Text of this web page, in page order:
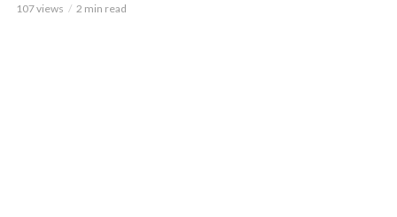
107 views 2 min read